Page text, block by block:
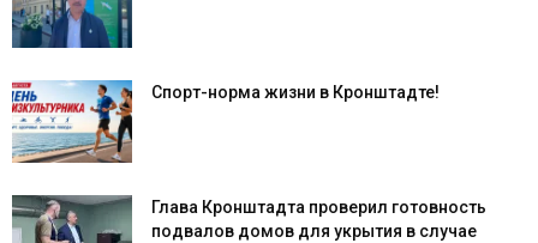
Спорт-норма жизни в Кронштадте!
Глава Кронштадта проверил готовность
подвалов домов для укрытия в случае